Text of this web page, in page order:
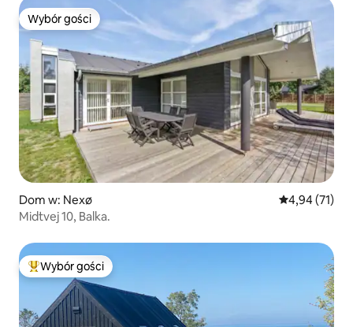
Wybór gości
Wybór gości
Dom w: Nexø Średnia
4,94 (71)
Midtvej 10, Balka.
Najpopularniejsze z kategorii Wybór gości
Wybór gości